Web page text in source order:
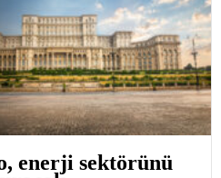
enerji sektörünü